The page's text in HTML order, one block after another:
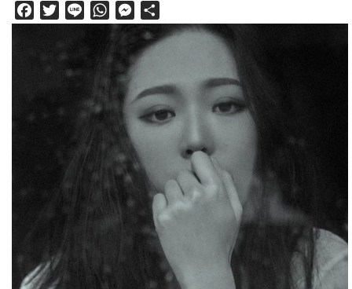
FacebookTwitter
Line WhatsAppMessenger
享